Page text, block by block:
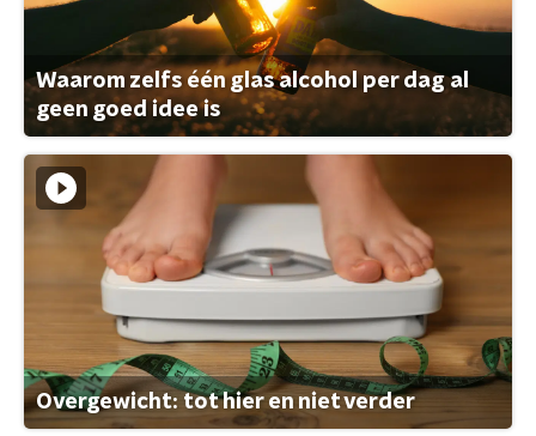
Waarom zelfs één glas alcohol per dag al
geen goed idee is
Overgewicht: tot hier en niet verder